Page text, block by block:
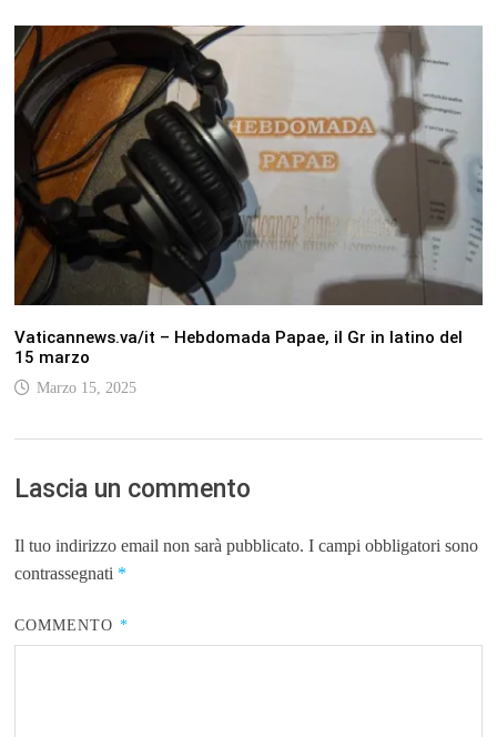
Vaticannews.va/it – Hebdomada Papae, il Gr in latino del
15 marzo
Marzo 15, 2025
Lascia un commento
Il tuo indirizzo email non sarà pubblicato. I campi obbligatori sono
contrassegnati *
COMMENTO *